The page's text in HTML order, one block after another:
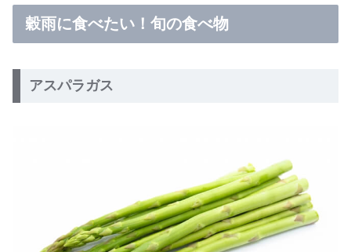
穀雨に食べたい！旬の食べ物
アスパラガス